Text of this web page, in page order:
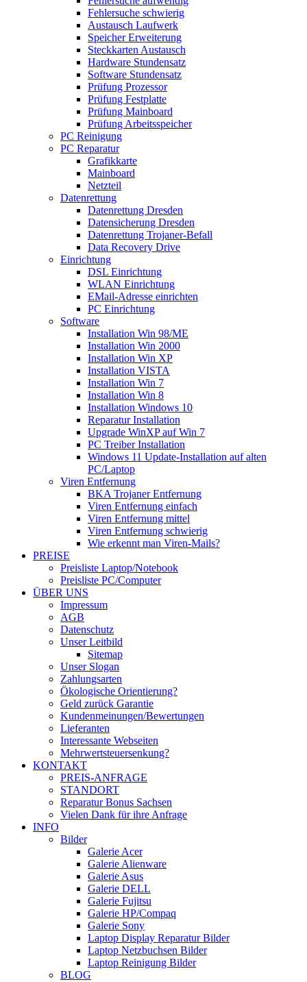
Fehlersuche schwierig
Austausch Laufwerk
Speicher Erweiterung
Steckkarten Austausch
Hardware Stundensatz
Software Stundensatz
Prüfung Prozessor
Prüfung Festplatte
Prüfung Mainboard
Prüfung Arbeitsspeicher
PC Reinigung
PC Reparatur
Grafikkarte
Mainboard
Netzteil
Datenrettung
Datenrettung Dresden
Datensicherung Dresden
Datenrettung Trojaner-Befall
Data Recovery Drive
Einrichtung
DSL Einrichtung
WLAN Einrichtung
EMail-Adresse einrichten
PC Einrichtung
Software
Installation Win 98/ME
Installation Win 2000
Installation Win XP
Installation VISTA
Installation Win 7
Installation Win 8
Installation Windows 10
Reparatur Installation
Upgrade WinXP auf Win 7
PC Treiber Installation
Windows 11 Update-Installation auf alten
PC/Laptop
Viren Entfernung
BKA Trojaner Entfernung
Viren Entfernung einfach
Viren Entfernung mittel
Viren Entfernung schwierig
Wie erkennt man Viren-Mails?
PREISE
Preisliste Laptop/Notebook
Preisliste PC/Computer
ÜBER UNS
Impressum
AGB
Datenschutz
Unser Leitbild
Sitemap
Unser Slogan
Zahlungsarten
Ökologische Orientierung?
Geld zurück Garantie
Kundenmeinungen/Bewertungen
Lieferanten
Interessante Webseiten
Mehrwertsteuersenkung?
KONTAKT
PREIS-ANFRAGE
STANDORT
Reparatur Bonus Sachsen
Vielen Dank für ihre Anfrage
INFO
Bilder
Galerie Acer
Galerie Alienware
Galerie Asus
Galerie DELL
Galerie Fujitsu
Galerie HP/Compaq
Galerie Sony
Laptop Display Reparatur Bilder
Laptop Netzbuchsen Bilder
Laptop Reinigung Bilder
BLOG